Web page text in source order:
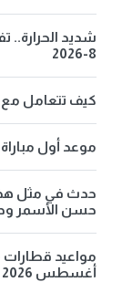
8-2026
كيف تتعامل مع
موعد أول
حسن الأسمر
أغسطس 2026